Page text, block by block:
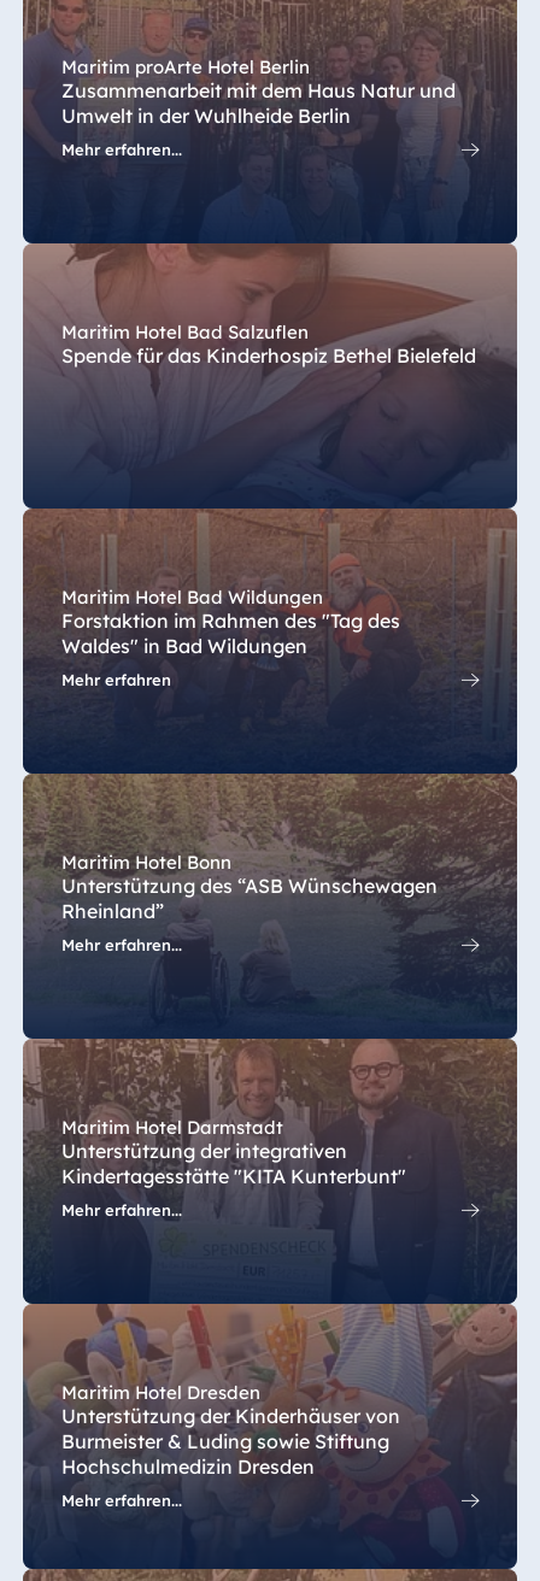
Spa Malta
Mauritius
Resort & Spa
Maritim proArte Hotel Berlin
Zusammenarbeit mit dem Haus Natur und
Umwelt in der Wuhlheide Berlin
Mehr erfahren...
Maritim Hotel Bad Salzuflen
Spende für das Kinderhospiz Bethel Bielefeld
Maritim Hotel Bad Wildungen
Forstaktion im Rahmen des "Tag des
Waldes" in Bad Wildungen
Mehr erfahren
Maritim Hotel Bonn
Unterstützung des “ASB Wünschewagen
Rheinland”
Mehr erfahren...
Maritim Hotel Darmstadt
Unterstützung der integrativen
Kindertagesstätte "KITA Kunterbunt"
Mehr erfahren...
Maritim Hotel Dresden
Unterstützung der Kinderhäuser von
Burmeister & Luding sowie Stiftung
Hochschulmedizin Dresden
Mehr erfahren...